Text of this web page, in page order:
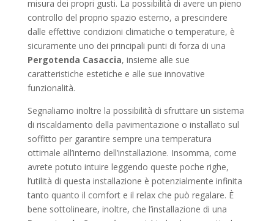
misura dei propri gusti. La possibilità di avere un pieno
controllo del proprio spazio esterno, a prescindere
dalle effettive condizioni climatiche o temperature, è
sicuramente uno dei principali punti di forza di una
Pergotenda Casaccia, insieme alle sue
caratteristiche estetiche e alle sue innovative
funzionalità.
Segnaliamo inoltre la possibilità di sfruttare un sistema
di riscaldamento della pavimentazione o installato sul
soffitto per garantire sempre una temperatura
ottimale all’interno dell’installazione. Insomma, come
avrete potuto intuire leggendo queste poche righe,
l’utilità di questa installazione è potenzialmente infinita
tanto quanto il comfort e il relax che può regalare. È
bene sottolineare, inoltre, che l’installazione di una